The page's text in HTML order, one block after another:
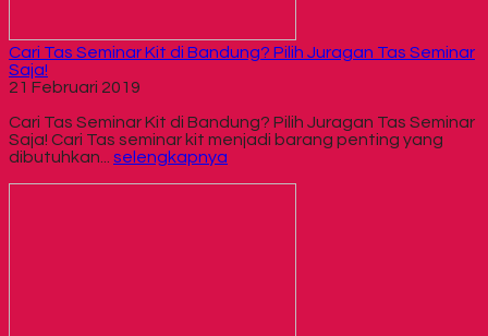
Cari Tas Seminar Kit di Bandung? Pilih Juragan Tas Seminar
Saja!
21 Februari 2019
Cari Tas Seminar Kit di Bandung? Pilih Juragan Tas Seminar
Saja! Cari Tas seminar kit menjadi barang penting yang
dibutuhkan... selengkapnya